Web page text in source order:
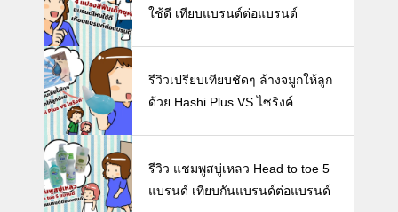
ใช้ดี เทียบแบรนด์ต่อแบรนด์
รีวิวเปรียบเทียบชัดๆ ล้างจมูกให้ลูก
ด้วย Hashi Plus VS ไซริงค์
รีวิว แชมพูสบู่เหลว Head to toe 5
แบรนด์ เทียบกันแบรนด์ต่อแบรนด์